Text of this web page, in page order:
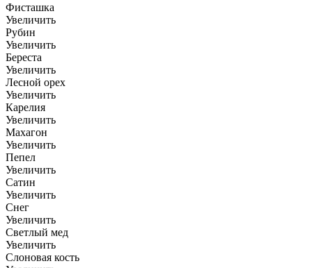
Фисташка
Увеличить
Рубин
Увеличить
Береста
Увеличить
Лесной орех
Увеличить
Карелия
Увеличить
Махагон
Увеличить
Пепел
Увеличить
Сатин
Увеличить
Снег
Увеличить
Светлый мед
Увеличить
Слоновая кость